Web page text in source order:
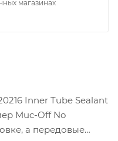
магазинах
Inner Tube Sealant
Muc-Off No
а передовые